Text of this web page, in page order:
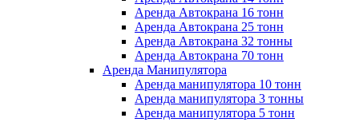
Аренда Автокрана 16 тонн
Аренда Автокрана 25 тонн
Аренда Автокрана 32 тонны
Аренда Автокрана 70 тонн
Аренда Манипулятора
Аренда манипулятора 10 тонн
Аренда манипулятора 3 тонны
Аренда манипулятора 5 тонн